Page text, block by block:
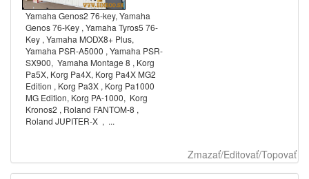
Yamaha Genos2 76-key, Yamaha
Genos 76-Key , Yamaha Tyros5 76-
Key , Yamaha MODX8+ Plus,
Yamaha PSR-A5000 , Yamaha PSR-
SX900, Yamaha Montage 8 , Korg
Pa5X, Korg Pa4X, Korg Pa4X MG2
Edition , Korg Pa3X , Korg Pa1000
MG Edition, Korg PA-1000, Korg
Kronos2 , Roland FANTOM-8 ,
Roland JUPITER-X , ...
Zmazať/Editovať/Topovať